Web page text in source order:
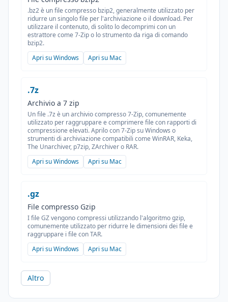
.bz2 è un file compresso bzip2, generalmente utilizzato per
ridurre un singolo file per l'archiviazione o il download. Per
utilizzare il contenuto, di solito lo decomprimi con un
estrattore come 7-Zip o lo strumento da riga di comando
bzip2.
Apri su Windows
Apri su Mac
.7z
Archivio a 7 zip
Un file .7z è un archivio compresso 7-Zip, comunemente
utilizzato per raggruppare e comprimere file con rapporti di
compressione elevati. Aprilo con 7-Zip su Windows o
strumenti di archiviazione compatibili come WinRAR, Keka,
The Unarchiver, p7zip, ZArchiver o RAR.
Apri su Windows
Apri su Mac
.gz
File compresso Gzip
I file GZ vengono compressi utilizzando l'algoritmo gzip,
comunemente utilizzato per ridurre le dimensioni dei file e
raggruppare i file con TAR.
Apri su Windows
Apri su Mac
Altro